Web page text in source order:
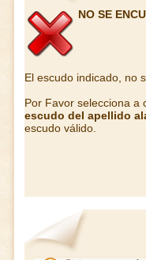
NO SE
El escudo indicado, no
Por Favor selecciona a
escudo del apellido
escudo válido.